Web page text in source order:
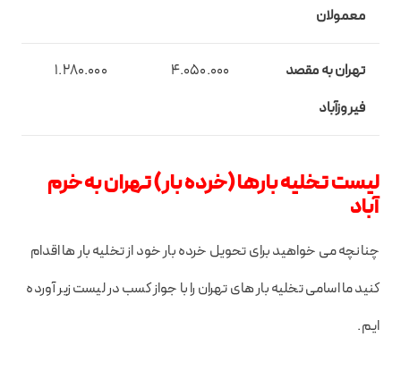
معمولان
تهران به مقصد
فیروزآباد
4.050.000
1.280.000
لیست تخلیه بارها (خرده بار) تهران به خرم
آباد
چنانچه می خواهید برای تحویل خرده بار خود از تخلیه بار ها اقدام
کنید ما اسامی تخلیه بار های تهران را با جواز کسب در لیست زیر آورده
ایم.